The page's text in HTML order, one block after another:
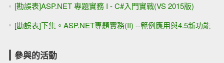
[勘誤表]ASP.NET 專題實務 I - C#入門實戰(VS 2015版)
[勘誤表]下集。ASP.NET專題實務(II) --範例應用與4.5新功能
參與的活動